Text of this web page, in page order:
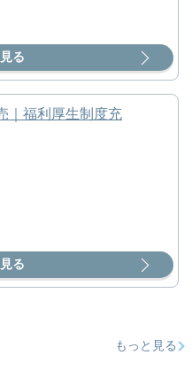
る
｜福利厚生制度充
る
もっと見る